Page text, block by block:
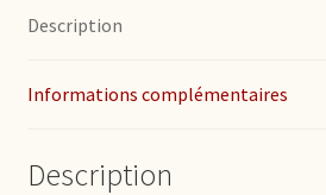
Description
Informations complémentaires
Description